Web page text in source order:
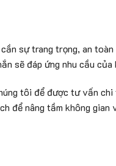
sự trang trọng, an
sẽ đáp ứng nhu cầu
tôi để được tư vấn
để nâng tầm không gian